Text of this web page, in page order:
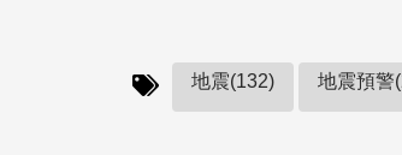
地震(132) 地震預警